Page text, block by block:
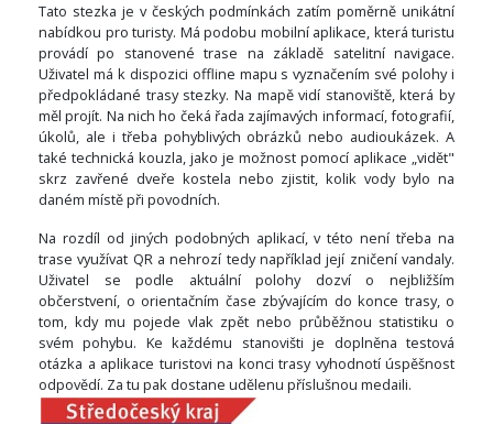
Tato stezka je v českých podmínkách zatím poměrně unikátní
nabídkou pro turisty. Má podobu mobilní aplikace, která turistu
provádí po stanovené trase na základě satelitní navigace.
Uživatel má k dispozici offline mapu s vyznačením své polohy i
předpokládané trasy stezky. Na mapě vidí stanoviště, která by
měl projít. Na nich ho čeká řada zajímavých informací, fotografií,
úkolů, ale i třeba pohyblivých obrázků nebo audioukázek. A
také technická kouzla, jako je možnost pomocí aplikace „vidět"
skrz zavřené dveře kostela nebo zjistit, kolik vody bylo na
daném místě při povodních.
Na rozdíl od jiných podobných aplikací, v této není třeba na
trase využívat QR a nehrozí tedy například její zničení vandaly.
Uživatel se podle aktuální polohy dozví o nejbližším
občerstvení, o orientačním čase zbývajícím do konce trasy, o
tom, kdy mu pojede vlak zpět nebo průběžnou statistiku o
svém pohybu. Ke každému stanovišti je doplněna testová
otázka a aplikace turistovi na konci trasy vyhodnotí úspěšnost
odpovědí. Za tu pak dostane udělenu příslušnou medaili.